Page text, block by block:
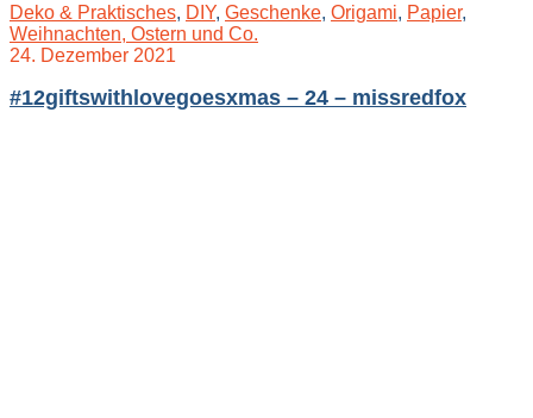
Deko & Praktisches, DIY, Geschenke, Origami, Papier,
Weihnachten, Ostern und Co.
24. Dezember 2021
#12giftswithlovegoesxmas – 24 – missredfox